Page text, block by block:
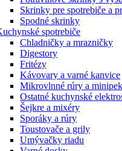
Skrinky pre spotrebiče a
Spodné skrinky
spotrebiče
Chladničky a mrazničky
Digestory
Fritézy
Kávovary a varné kanvice
Mikrovlnné rúry a
Ostatné kuchynské
Šejkre a mixéry
Sporáky a rúry
Toustovače a grily
Umývačky riadu